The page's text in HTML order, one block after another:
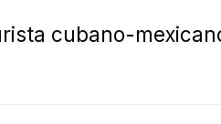
cubano-